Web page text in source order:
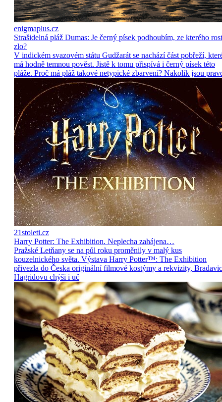
enigmaplus.cz
Strašidelná pláž Dumas: Je černý písek podhoubím, ze kterého
zlo?
V indickém svazovém státu Gudžarát se nachází část pobřeží,
má hodně temnou pověst. Jistě k tomu přispívá i černý písek této
pláže. Proč má pláž takové netypické zbarvení? Nakolik jsou
21stoleti.cz
Harry Potter: The Exhibition. Neplecha zahájena…
Pražské Letňany se na půl roku proměnily v malý kus
kouzelnického světa. Výstava Harry Potter™: The Exhibition
přivezla do Česka originální filmové kostýmy a rekvizity,
Hagridovu chýši i uč